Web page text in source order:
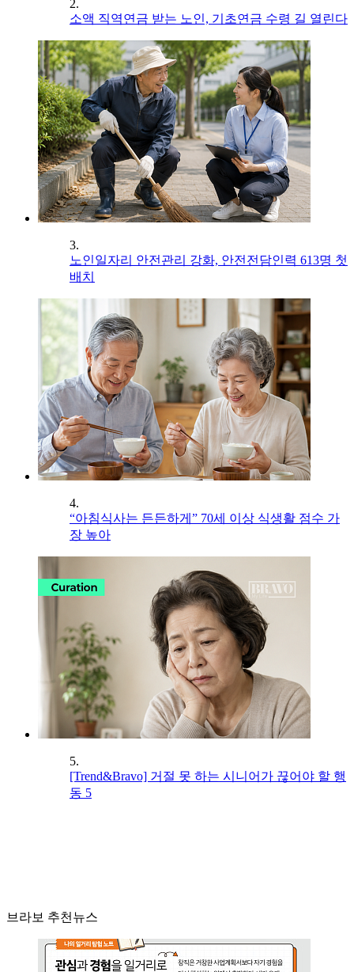
2.
소액 직역연금 받는 노인, 기초연금 수령 길 열린다
3.
노인일자리 안전관리 강화, 안전전담인력 613명 첫
배치
4.
“아침식사는 든든하게” 70세 이상 식생활 점수 가
장 높아
5.
[Trend&Bravo] 거절 못 하는 시니어가 끊어야 할 행
동 5
브라보 추천뉴스